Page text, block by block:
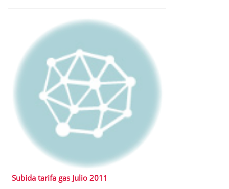
Subida tarifa gas Julio 2011